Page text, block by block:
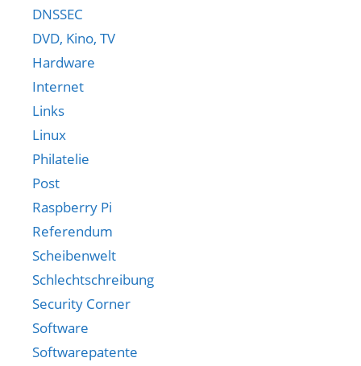
DNSSEC
DVD, Kino, TV
Hardware
Internet
Links
Linux
Philatelie
Post
Raspberry Pi
Referendum
Scheibenwelt
Schlechtschreibung
Security Corner
Software
Softwarepatente